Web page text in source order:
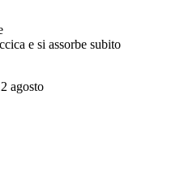
e si assorbe subito
agosto